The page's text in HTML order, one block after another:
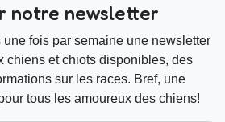
notre newsletter
fois par semaine une newsletter
chiens et chiots disponibles, des
sur les races. Bref, une
tous les amoureux des chiens!